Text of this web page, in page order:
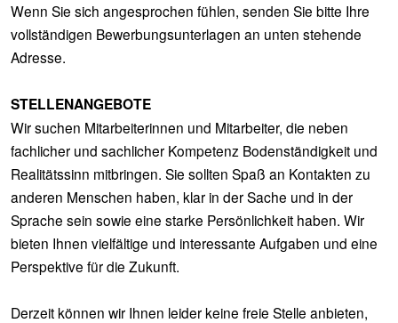
Wenn Sie sich angesprochen fühlen, senden Sie bitte Ihre
vollständigen Bewerbungsunterlagen an unten stehende
Adresse.
STELLENANGEBOTE
Wir suchen Mitarbeiterinnen und Mitarbeiter, die neben
fachlicher und sachlicher Kompetenz Bodenständigkeit und
Realitätssinn mitbringen. Sie sollten Spaß an Kontakten zu
anderen Menschen haben, klar in der Sache und in der
Sprache sein sowie eine starke Persönlichkeit haben. Wir
bieten Ihnen vielfältige und interessante Aufgaben und eine
Perspektive für die Zukunft.
Derzeit können wir Ihnen leider keine freie Stelle anbieten,